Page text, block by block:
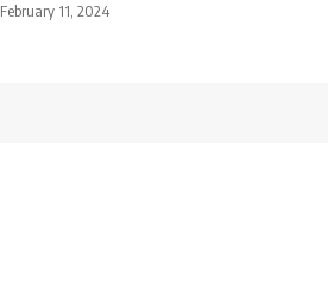
February 11, 2024